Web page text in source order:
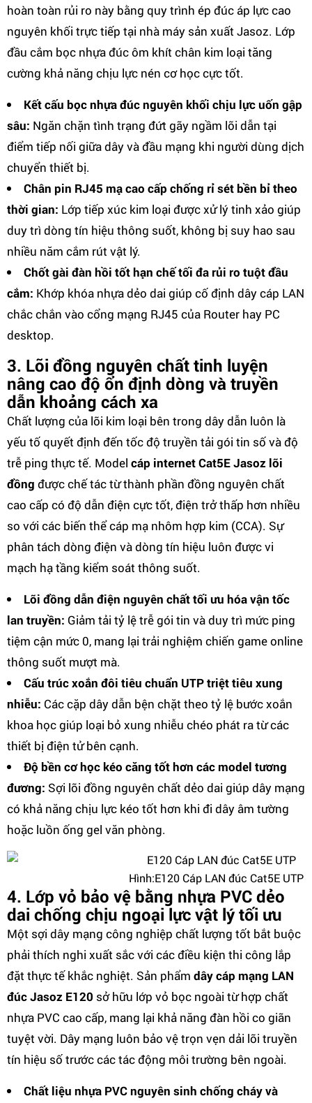
hoàn toàn rủi ro này bằng quy trình ép đúc áp lực cao
nguyên khối trực tiếp tại nhà máy sản xuất Jasoz. Lớp
đầu cắm bọc nhựa đúc ôm khít chân kim loại tăng
cường khả năng chịu lực nén cơ học cực tốt.
Kết cấu bọc nhựa đúc nguyên khối chịu lực uốn gập
sâu: Ngăn chặn tình trạng đứt gãy ngầm lõi dẫn tại
điểm tiếp nối giữa dây và đầu mạng khi người dùng dịch
chuyển thiết bị.
Chân pin RJ45 mạ cao cấp chống rỉ sét bền bỉ theo
thời gian: Lớp tiếp xúc kim loại được xử lý tinh xảo giúp
duy trì dòng tín hiệu thông suốt, không bị suy hao sau
nhiều năm cắm rút vật lý.
Chốt gài đàn hồi tốt hạn chế tối đa rủi ro tuột đầu
cắm: Khớp khóa nhựa dẻo dai giúp cố định dây cáp LAN
chắc chắn vào cổng mạng RJ45 của Router hay PC
desktop.
3. Lõi đồng nguyên chất tinh luyện
nâng cao độ ổn định dòng và truyền
dẫn khoảng cách xa
Chất lượng của lõi kim loại bên trong dây dẫn luôn là
yếu tố quyết định đến tốc độ truyền tải gói tin số và độ
trễ ping thực tế. Model cáp internet Cat5E Jasoz lõi
đồng được chế tác từ thành phần đồng nguyên chất
cao cấp có độ dẫn điện cực tốt, điện trở thấp hơn nhiều
so với các biến thể cáp mạ nhôm hợp kim (CCA). Sự
phân tách dòng điện và dòng tín hiệu luôn được vi
mạch hạ tầng kiểm soát thông suốt.
Lõi đồng dẫn điện nguyên chất tối ưu hóa vận tốc
lan truyền: Giảm tải tỷ lệ trễ gói tin và duy trì mức ping
tiệm cận mức 0, mang lại trải nghiệm chiến game online
thông suốt mượt mà.
Cấu trúc xoắn đôi tiêu chuẩn UTP triệt tiêu xung
nhiễu: Các cặp dây dẫn bện chặt theo tỷ lệ bước xoắn
khoa học giúp loại bỏ xung nhiễu chéo phát ra từ các
thiết bị điện tử bên cạnh.
Độ bền cơ học kéo căng tốt hơn các model tương
đương: Sợi lõi đồng nguyên chất dẻo dai giúp dây mạng
có khả năng chịu lực kéo tốt hơn khi đi dây âm tường
hoặc luồn ống gel văn phòng.
Hình:E120 Cáp LAN đúc Cat5E UTP
4. Lớp vỏ bảo vệ bằng nhựa PVC dẻo
dai chống chịu ngoại lực vật lý tối ưu
Một sợi dây mạng công nghiệp chất lượng tốt bắt buộc
phải thích nghi xuất sắc với các điều kiện thi công lắp
đặt thực tế khắc nghiệt. Sản phẩm dây cáp mạng LAN
đúc Jasoz E120 sở hữu lớp vỏ bọc ngoài từ hợp chất
nhựa PVC cao cấp, mang lại khả năng đàn hồi co giãn
tuyệt vời. Dây mạng luôn bảo vệ trọn vẹn dải lõi truyền
tín hiệu số trước các tác động môi trường bên ngoài.
Chất liệu nhựa PVC nguyên sinh chống cháy và